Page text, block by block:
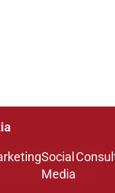
Social
Media